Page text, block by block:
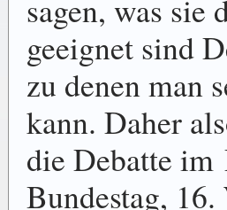
sagen, was sie
geeignet sind
zu denen man
kann. Daher
die Debatte im
Bundestag,